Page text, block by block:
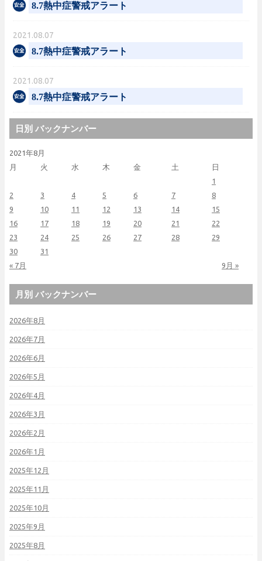
8.7熱中症警戒アラート
2021.08.07
8.7熱中症警戒アラート
2021.08.07
8.7熱中症警戒アラート
日別 バックナンバー
2021年8月
月
火 水 木 金 土 日
« 7月 9月 »
1
2
3 4 5 6 7
8
9
10 11 12 13 14
15
16
17 18 19 20 21
22
23
24 25 26 27 28
29
30
31
月別 バックナンバー
2026年8月
2026年7月
2026年6月
2026年5月
2026年4月
2026年3月
2026年2月
2026年1月
2025年12月
2025年11月
2025年10月
2025年9月
2025年8月